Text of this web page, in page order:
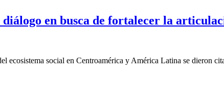
en busca de fortalecer la
ecosistema social en Centroamérica y América Latina se dieron